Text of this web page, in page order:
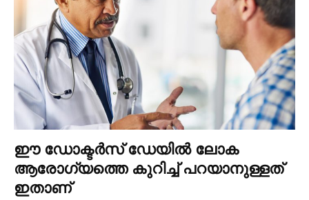
ഈ ഡോക്ടർസ് ഡേയിൽ ലോക
ആരോഗ്യത്തെ കുറിച്ച് പറയാനുള്ളത്
ഇതാണ്